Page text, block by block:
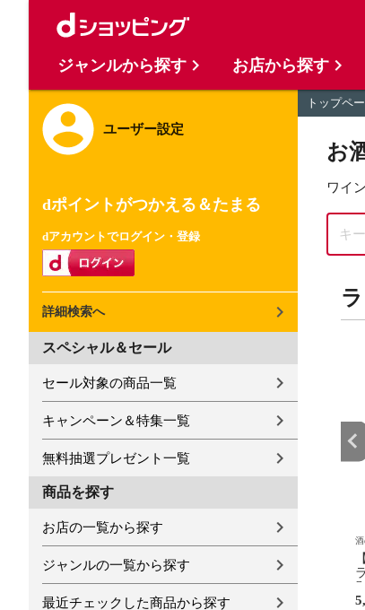
ユーザー設定
dポイントがつかえる＆たまる
dアカウントでログイン・登録
詳細検索へ
スペシャル＆セール
セール対象の商品一覧
キャンペーン＆特集一覧
無料抽選プレゼント一覧
商品を探す
お店の一覧から探す
ジャンルの一覧から探す
最近チェックした商品から探す
トップペ
お
ワイ
9位
ール 新ジャンル サントリ
金麦 糖質 75％オフ
ケース/48本《048》
IAS』【本州のみ 送料無
円
2019 オーパスワン 750ml カ
リフォルニア 赤ワイン コク
辛口 ワイン ^QARM0119^
59,800円
ジャンルから探す お店から探す